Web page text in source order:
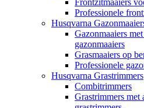
Professionele
Husqvarna
Gazonmaaiers
gazonmaaiers
Grasmaaiers op
Professionele
Husqvarna Grastrimmers
Combitrimmers
Grastrimmers met